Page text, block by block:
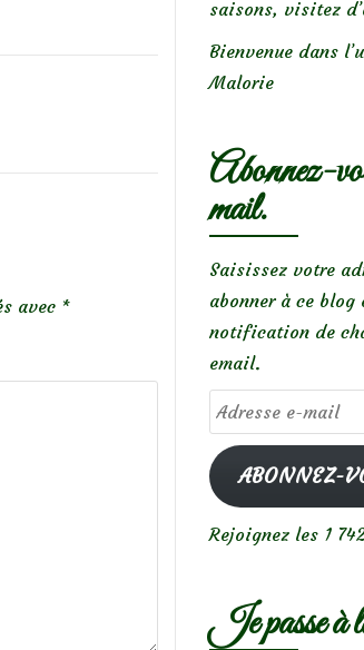
avec *
saisons, visitez
Bienvenue dans
Malorie
Abonnez-
mail.
Saisissez votre
abonner à ce blog
notification de
email.
Adresse
e-
mailABONNEZ-
Rejoignez les 1
Je passe à